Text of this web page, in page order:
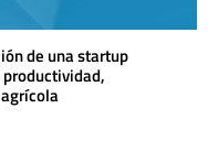
de una startup